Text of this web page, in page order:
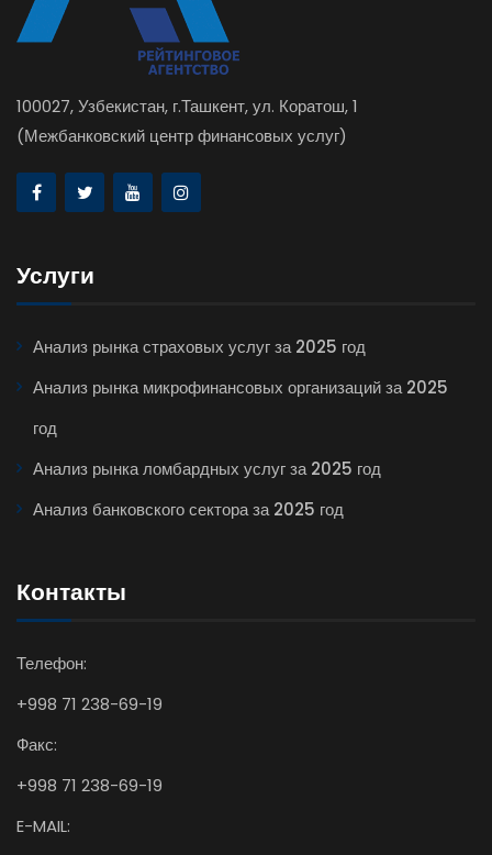
100027, Узбекистан, г.Ташкент, ул. Коратош, 1
(Межбанковский центр финансовых услуг)
Услуги
Анализ рынка страховых услуг за 2025 год
Анализ рынка микрофинансовых организаций за 2025
год
Анализ рынка ломбардных услуг за 2025 год
Анализ банковского сектора за 2025 год
Контакты
Телефон:
+998 71 238-69-19
Факс:
+998 71 238-69-19
E-MAIL: